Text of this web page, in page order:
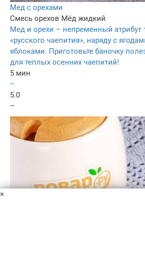
Мед с орехами
Смесь орехов Мёд жидкий
Мед и орехи – непременный атрибут
«русского чаепития», наряду с
яблоками. Приготовьте баночку
для теплых осенних чаепитий!
5 мин
–
5.0
–
×